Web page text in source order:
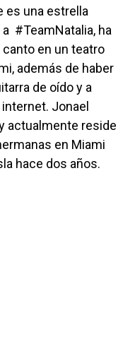
es una estrella
#TeamNatalia, ha
en un teatro
además de haber
de oído y a
Jonael
actualmente reside
en Miami
hace dos años.